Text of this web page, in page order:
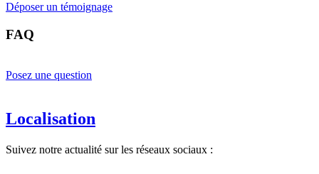
Déposer un témoignage
FAQ
Posez une question
Localisation
Suivez notre actualité sur les réseaux sociaux :